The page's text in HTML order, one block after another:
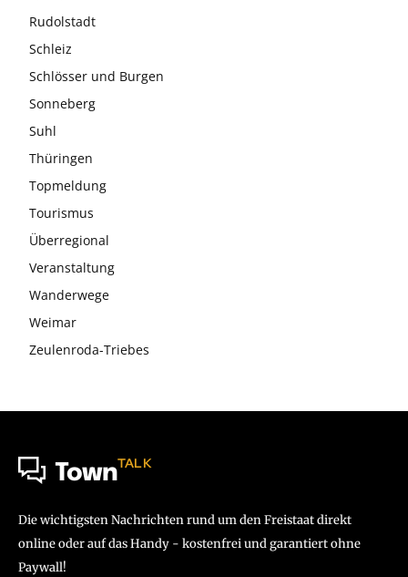
Rudolstadt
Schleiz
Schlösser und Burgen
Sonneberg
Suhl
Thüringen
Topmeldung
Tourismus
Überregional
Veranstaltung
Wanderwege
Weimar
Zeulenroda-Triebes
TownTALK
Die wichtigsten Nachrichten rund um den Freistaat direkt
online oder auf das Handy - kostenfrei und garantiert ohne
Paywall!